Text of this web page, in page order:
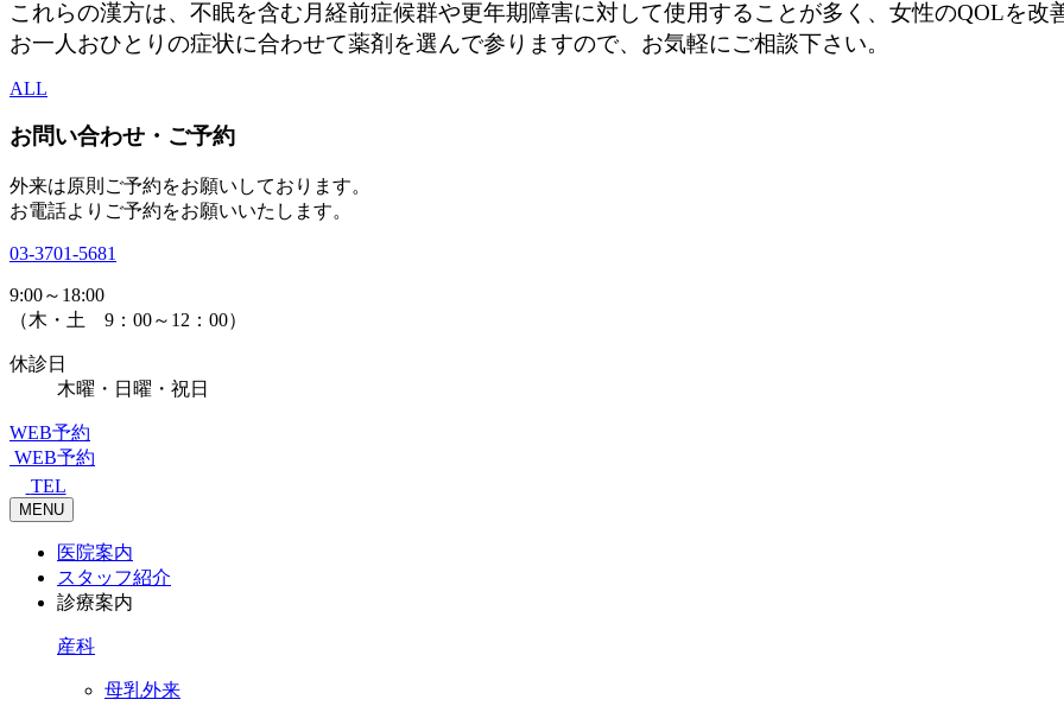
これらの漢方は、不眠を含む月経前症候群や更年期障害に対して使用することが多く、女性のQOLを改
お一人おひとりの症状に合わせて薬剤を選んで参りますので、お気軽にご相談下さい。
ALL
お問い合わせ・ご予約
外来は原則ご予約をお願いしております。
お電話よりご予約をお願いいたします。
03-3701-5681
9:00～18:00
（木・土 9：00～12：00）
休診日
木曜・日曜・祝日
WEB予約
WEB予約
TEL
MENU
医院案内
スタッフ紹介
診療案内
産科
母乳外来